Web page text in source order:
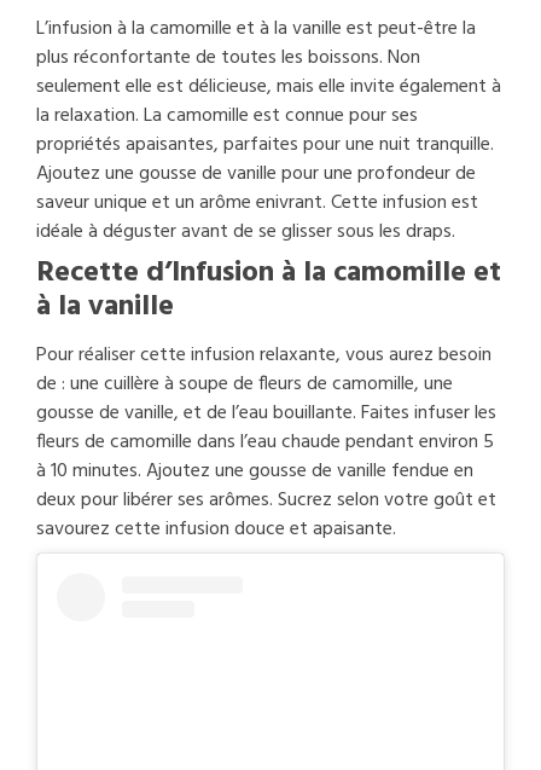
L’infusion à la camomille et à la vanille est peut-être la
plus réconfortante de toutes les boissons. Non
seulement elle est délicieuse, mais elle invite également à
la relaxation. La camomille est connue pour ses
propriétés apaisantes, parfaites pour une nuit tranquille.
Ajoutez une gousse de vanille pour une profondeur de
saveur unique et un arôme enivrant. Cette infusion est
idéale à déguster avant de se glisser sous les draps.
Recette d’Infusion à la camomille et
à la vanille
Pour réaliser cette infusion relaxante, vous aurez besoin
de : une cuillère à soupe de fleurs de camomille, une
gousse de vanille, et de l’eau bouillante. Faites infuser les
fleurs de camomille dans l’eau chaude pendant environ 5
à 10 minutes. Ajoutez une gousse de vanille fendue en
deux pour libérer ses arômes. Sucrez selon votre goût et
savourez cette infusion douce et apaisante.